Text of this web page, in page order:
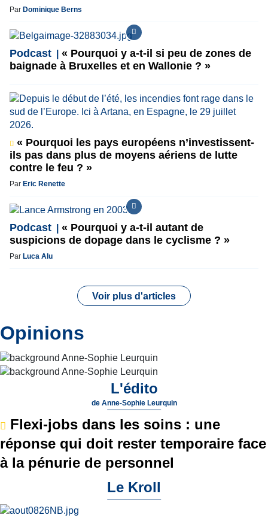
Par Dominique Berns
Podcast
« Pourquoi y a-t-il si peu de zones de
baignade à Bruxelles et en Wallonie ? »
« Pourquoi les pays européens n’investissent-
ils pas dans plus de moyens aériens de lutte
contre le feu ? »
Par Eric Renette
Podcast
« Pourquoi y a-t-il autant de
suspicions de dopage dans le cyclisme ? »
Par Luca Alu
Voir plus d'articles
Opinions
L'édito
de Anne-Sophie Leurquin
Flexi-jobs dans les soins : une
réponse qui doit rester temporaire face
à la pénurie de personnel
Le Kroll